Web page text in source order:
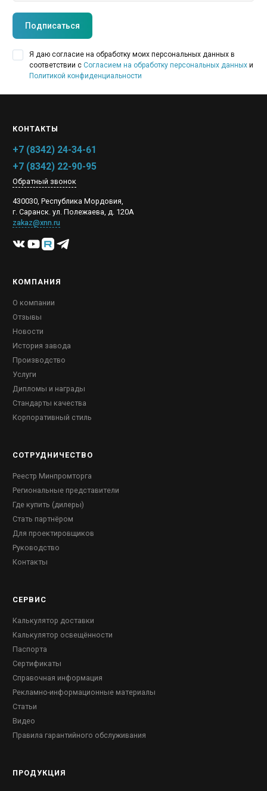
Подписаться
Я даю согласие на обработку моих персональных данных в
соответствии с Согласием на обработку персональных данных и
Политикой конфиденциальности
ПРОДУКЦИЯ
КОМПАНИЯ
О компании
Отзывы
Новости
История завода
Производство
Услуги
Дипломы и награды
Стандарты качества
Корпоративный стиль
СОТРУДНИЧЕСТВО
Реестр Минпромторга
Региональные представители
Где купить (дилеры)
Стать партнёром
Для проектировщиков
Руководство
Контакты
СЕРВИС
Калькулятор доставки
Калькулятор освещённости
Паспорта
Сертификаты
Справочная информация
Рекламно-информационные материалы
Статьи
Видео
Правила гарантийного обслуживания
КОНТАКТЫ
+7 (8342) 24-34-61
+7 (8342) 22-90-95
Обратный звонок
430030, Республика Мордовия,
г. Саранск. ул. Полежаева, д. 120А
zakaz@xnn.ru